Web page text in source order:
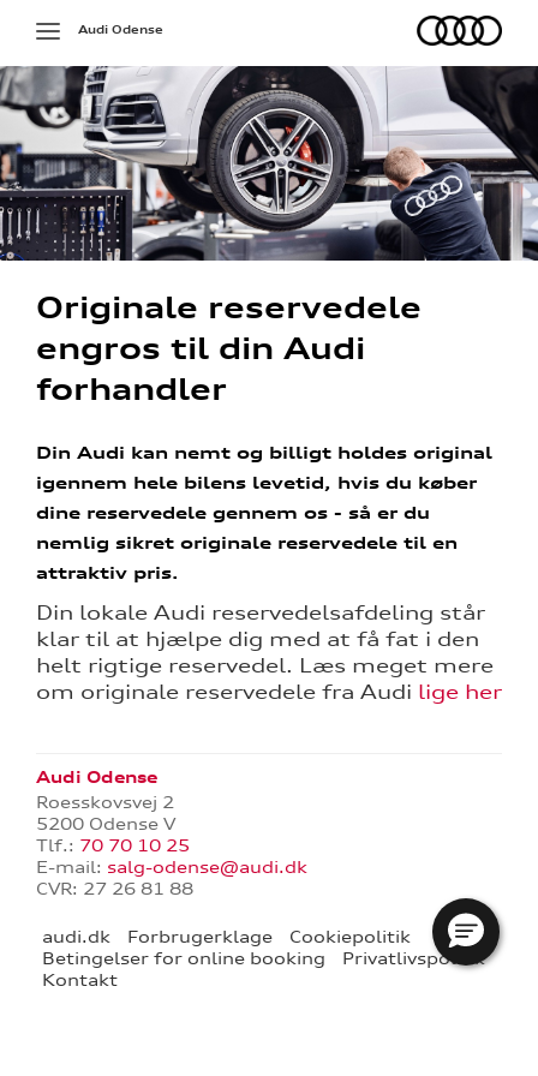
Toggle
navigation
Audi
Audi Odense
Originale reservedele
engros til din Audi
forhandler
Din Audi kan nemt og billigt holdes original
igennem hele bilens levetid, hvis du køber
dine reservedele gennem os - så er du
nemlig sikret originale reservedele til en
attraktiv pris.
Din lokale Audi reservedelsafdeling står
klar til at hjælpe dig med at få fat i den
helt rigtige reservedel. Læs meget mere
om originale reservedele fra Audi lige her
Audi Odense
Roesskovsvej 2
5200 Odense V
Tlf.: 70 70 10 25
E-mail: salg-odense@audi.dk
CVR: 27 26 81 88
audi.dk Forbrugerklage
Cookiepolitik
Betingelser for online booking
Privatlivspolitik
Kontakt